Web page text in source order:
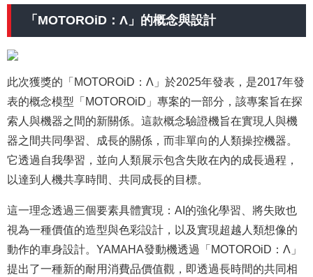
「MOTOROiD：Λ」的概念與設計
此次獲獎的「MOTOROiD：Λ」於2025年發表，是2017年發
表的概念模型「MOTOROiD」專案的一部分，該專案旨在探
索人與機器之間的新關係。這款概念驗證機旨在實現人與機
器之間共同學習、成長的關係，而非單向的人類操控機器。
它透過自我學習，並向人類展示包含失敗在內的成長過程，
以達到人機共享時間、共同成長的目標。
這一理念透過三個要素具體實現：AI的強化學習、將失敗也
視為一種價值的造型與色彩設計，以及實現超越人類想像的
動作的車身設計。YAMAHA發動機透過「MOTOROiD：Λ」
提出了一種新的耐用消費品價值觀，即透過長時間的共同相